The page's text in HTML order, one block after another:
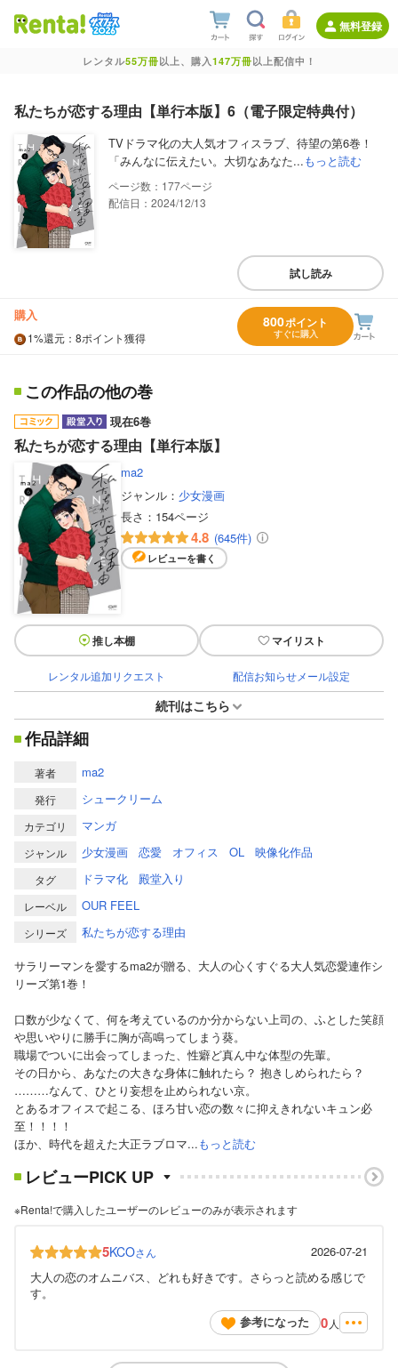
無料登録
レンタル55万冊以上、購入147万冊以上配信中！
私たちが恋する理由【単行本版】6（電子限定特典付）
TVドラマ化の大人気オフィスラブ、待望の第6巻！
「みんなに伝えたい。大切なあなた...もっと読む
177
配信日：2024/12/13
試し読み
購入
1%還元 ：8ポイント獲得
800ポイント
すぐに購入
この作品の他の巻
現在6巻
私たちが恋する理由【単行本版】
ma2
ジャンル： 少女漫画
長さ： 154ページ
4.8 (645件)
レビューを書く
推し本棚 マイリスト
レンタル追加リクエスト 配信お知らせメール設定
続刊はこちら
作品詳細
著者 ma2
発行 シュークリーム
カテゴリ マンガ
ジャンル 少女漫画 恋愛 オフィス OL 映像化作品
タグ ドラマ化 殿堂入り
レーベル OUR FEEL
シリーズ
私たちが恋する理由
サラリーマンを愛するma2が贈る、大人の心くすぐる大人気恋愛連作シ
リーズ第1巻！
口数が少なくて、何を考えているのか分からない上司の、ふとした笑顔
や思いやりに勝手に胸が高鳴ってしまう葵。
職場でついに出会ってしまった、性癖ど真ん中な体型の先輩。
その日から、あなたの大きな身体に触れたら？ 抱きしめられたら？
………なんて、ひとり妄想を止められない京。
とあるオフィスで起こる、ほろ甘い恋の数々に抑えきれないキュン必
至！！！！
ほか、時代を超えた大正ラブロマ...もっと読む
レビューPICK UP
※Renta!で購入したユーザーのレビューのみが表示されます
5KCOさん
2026-07-21
大人の恋のオムニバス、どれも好きです。さらっと読める感じで
す。
参考になった
0 人